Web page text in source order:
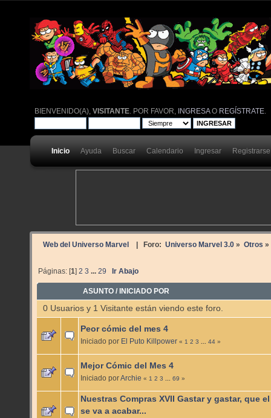
BIENVENIDO(A),VISITANTE . POR FAVOR, INGRESAO REGÍSTRATE
Inicio Ayuda Buscar Calendario Ingresar Registrarse
Web del Universo Marvel | Foro: Universo Marvel 3.0» Otros »
Páginas: [1]2 3 ...29 Ir Abajo
ASUNTO /INICIADO POR
0 Usuarios y 1 Visitante están viendo este foro.
Peor cómic del mes 4
Iniciado por El Puto Killpower « 1 2 3 44 »
Mejor Cómic del Mes 4
Iniciado porArchie « 1 2 3 69 »
Nuestras Compras XVII Gastar y gastar, que
se va a acabar...